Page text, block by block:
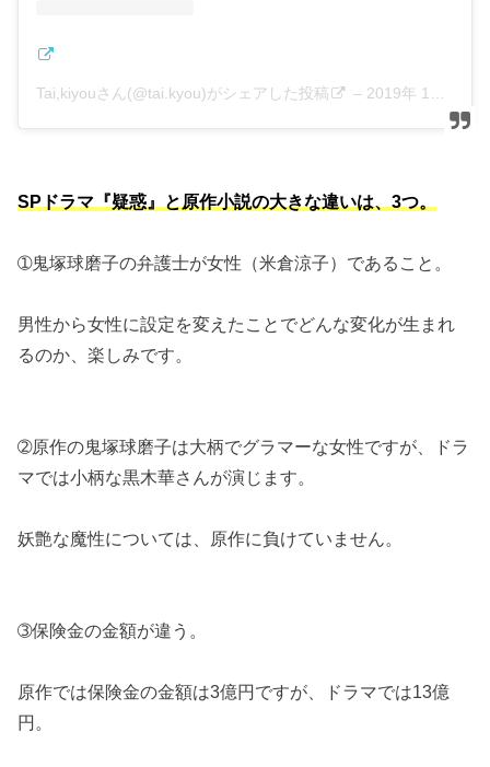
Tai,kiyouさん(@tai.kyou)がシェアした投稿 – 2019年 1月月23日午前7時46分PST
SPドラマ『疑惑』と原作小説の大きな違いは、3つ。
➀鬼塚球磨子の弁護士が女性（米倉涼子）であること。
男性から女性に設定を変えたことでどんな変化が生まれ
るのか、楽しみです。
➁原作の鬼塚球磨子は大柄でグラマーな女性ですが、ドラ
マでは小柄な黒木華さんが演じます。
妖艶な魔性については、原作に負けていません。
➂保険金の金額が違う。
原作では保険金の金額は3億円ですが、ドラマでは13億
円。